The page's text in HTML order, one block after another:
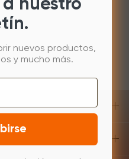
nuestro
nuevos productos,
y mucho más.